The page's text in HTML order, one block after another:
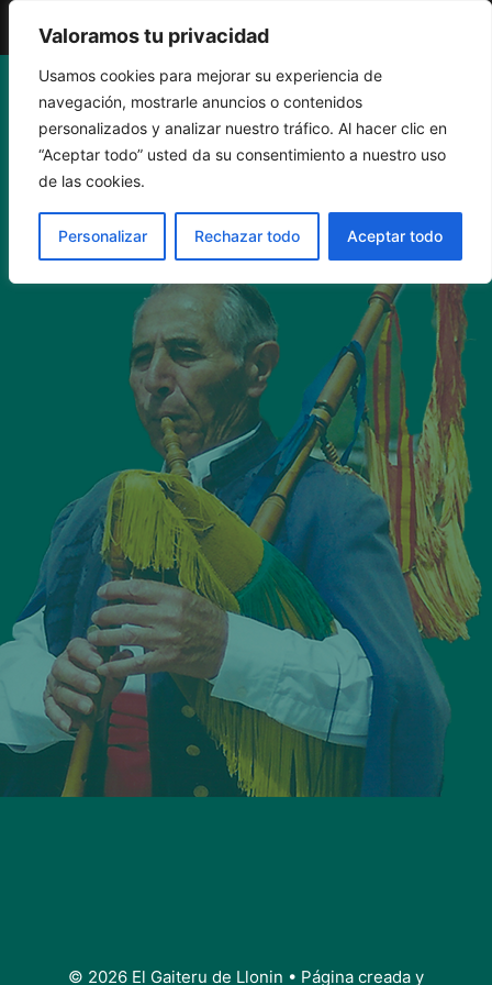
Valoramos tu privacidad
Usamos cookies para mejorar su experiencia de
navegación, mostrarle anuncios o contenidos
personalizados y analizar nuestro tráfico. Al hacer clic en
“Aceptar todo” usted da su consentimiento a nuestro uso
de las cookies.
Personalizar Rechazar todo Aceptar todo
Saltar
contenido
© 2026 El Gaiteru de Llonin • Página creada y
El Gaiteru de Llonin